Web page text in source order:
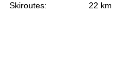
Skiroutes: 22 km